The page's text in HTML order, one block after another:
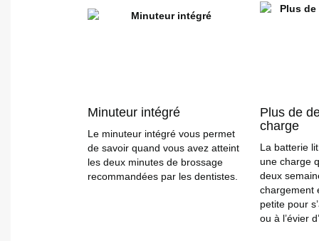
Minuteur intégré
Le minuteur intégré vous permet
de savoir quand vous avez atteint
les deux minutes de brossage
recommandées par les dentistes.
Plus de
charge
La batterie
une charge
deux
chargement
petite pour
ou à l’évier